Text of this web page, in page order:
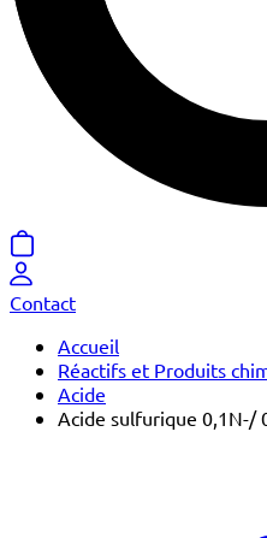
Contact
Accueil
Réactifs et Produits
Acide
Acide sulfurique 0,1N-/